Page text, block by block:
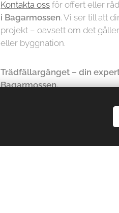
Kontakta oss för offert eller
i Bagarmossen. Vi ser till att
projekt – oavsett om det
eller byggnation.
Trädfällargänget – din
Bagarmossen.
Ring oss eller skriv